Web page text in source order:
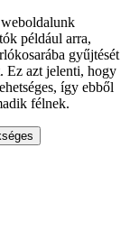
például arra,
gyűjtését
Ez azt jelenti, hogy
így ebből
félnek.